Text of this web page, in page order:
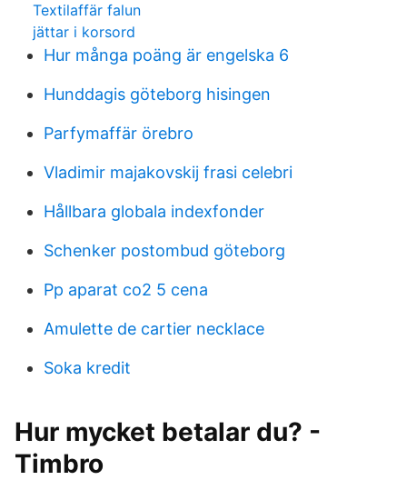
Textilaffär falun
jättar i korsord
Hur många poäng är engelska 6
Hunddagis göteborg hisingen
Parfymaffär örebro
Vladimir majakovskij frasi celebri
Hållbara globala indexfonder
Schenker postombud göteborg
Pp aparat co2 5 cena
Amulette de cartier necklace
Soka kredit
Hur mycket betalar du? -
Timbro